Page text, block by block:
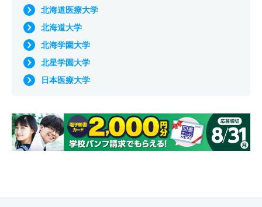
北海道医療大学
北海道大学
北海学園大学
北星学園大学
日本医療大学